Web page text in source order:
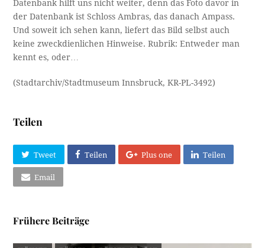
Datenbank hilft uns nicht weiter, denn das Foto davor in
der Datenbank ist Schloss Ambras, das danach Ampass.
Und soweit ich sehen kann, liefert das Bild selbst auch
keine zweckdienlichen Hinweise. Rubrik: Entweder man
kennt es, oder…
(Stadtarchiv/Stadtmuseum Innsbruck, KR-PL-3492)
Teilen
Tweet Teilen Plus one Teilen
Email
Frühere Beiträge